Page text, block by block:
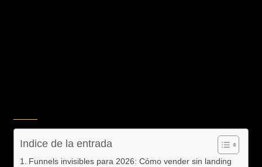
Indice de la entrada
Funnels invisibles para 2026: Cómo vender sin landing